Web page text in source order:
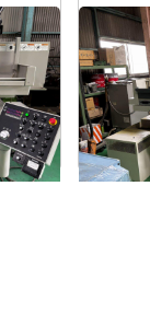
平面研
メーカー
形
年